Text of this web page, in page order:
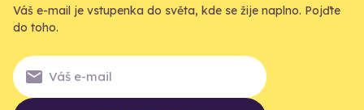
Váš e-mail je vstupenka do světa, kde se žije naplno. Pojďte
do toho.